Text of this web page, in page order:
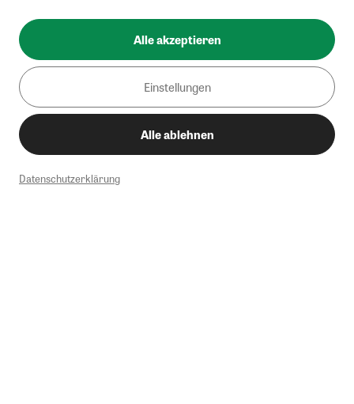
Alle akzeptieren
Einstellungen
Alle ablehnen
Datenschutzerklärung